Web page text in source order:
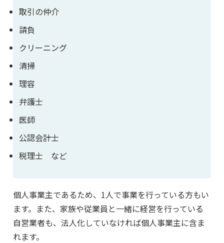
取引の仲介
請負
クリーニング
清掃
理容
弁護士
医師
公認会計士
税理士 など
個人事業主であるため、1人で事業を行っている方もい
ます。また、家族や従業員と一緒に経営を行っている
自営業者も、法人化していなければ個人事業主に含ま
れます。